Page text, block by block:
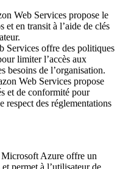
Web Services propose le
et en transit à l’aide de clés
Services offre des politiques
limiter l’accès aux
besoins de l’organisation.
Web Services propose
et de conformité pour
respect des réglementations
Azure offre un
permet à l’utilisateur de